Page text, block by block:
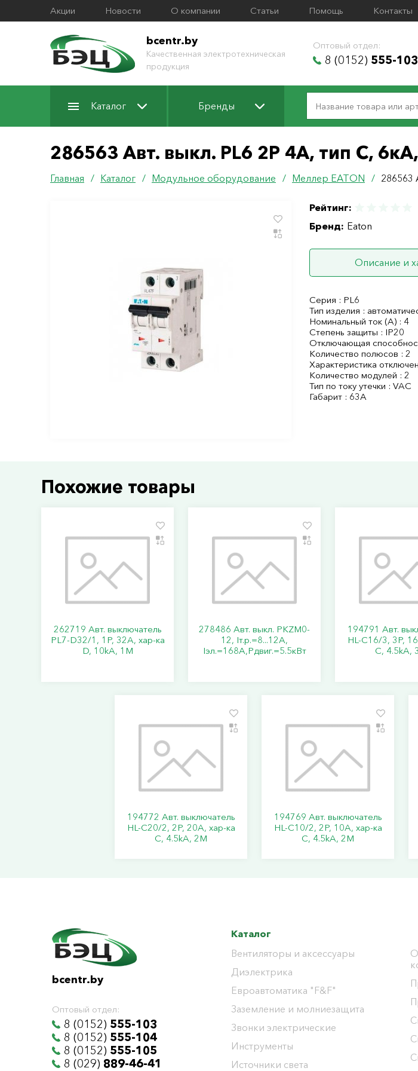
Акции Новости О компании Статьи Помощь Контакты
bcentr.by
Качественная электротехническая
продукция
Оптовый отдел:
8 (0152) 555-103
Каталог Бренды
286563 Авт. выкл. PL6 2P 4А, тип С,
Главная / Каталог / Модульное оборудование / Меллер ЕАТОN / 286563
Рейтинг:
Бренд: Eaton
Описание и
Серия : PL6
Тип изделия :
Номинальный ток (А) : 4
Степень защиты : IP20
Отключающая
Количество полюсов : 2
Характеристика
Количество модулей : 2
Тип по току утечки : VAC
Габарит : 63А
Похожие товары
262719 Авт. выключатель
PL7-D32/1, 1P, 32A, хар-ка
D, 10kA, 1M
278486 Авт. выкл. PKZM0-
12, Iт.р.=8...12А,
Iэл.=168А,Pдвиг.=5.5кВт
194791 Авт.
HL-C16/3, 3P,
C, 4.5kA,
194772 Авт. выключатель
HL-C20/2, 2P, 20A, хар-ка
C, 4.5kA, 2M
194769 Авт. выключатель
HL-C10/2, 2P, 10A, хар-ка
C, 4.5kA, 2M
bcentr.by
Оптовый отдел:
8 (0152) 555-103
8 (0152) 555-104
8 (0152) 555-105
8 (029) 889-46-41
Каталог
Вентиляторы и аксессуары
Диэлектрика
Евроавтоматика "F&F"
Заземление и молниезащита
Звонки электрические
Инструменты
Источники света